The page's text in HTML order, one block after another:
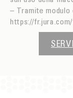
– Tramite
https://